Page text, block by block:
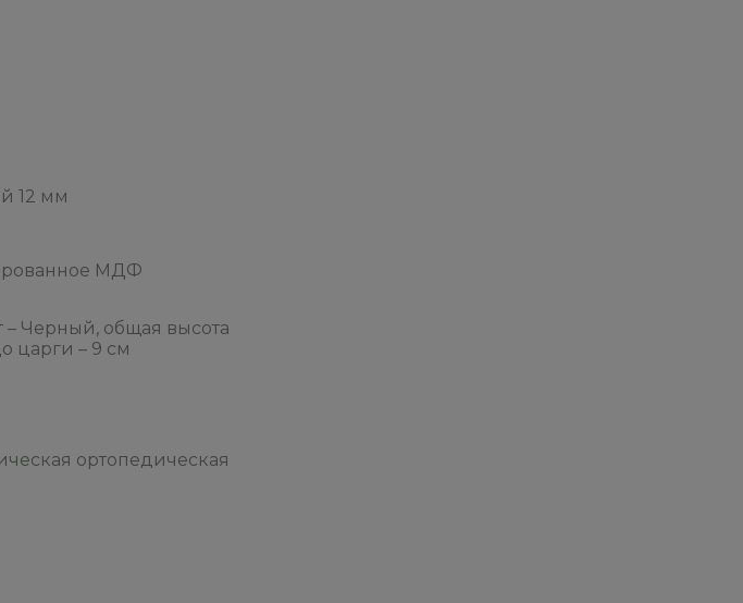
12 мм
МДФ
– Черный, общая высота
царги – 9 см
ортопедическая